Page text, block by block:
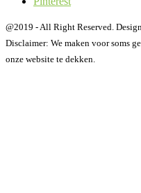
@2019 - All Right Reserved.
Disclaimer: We maken voor soms
onze website te dekken.